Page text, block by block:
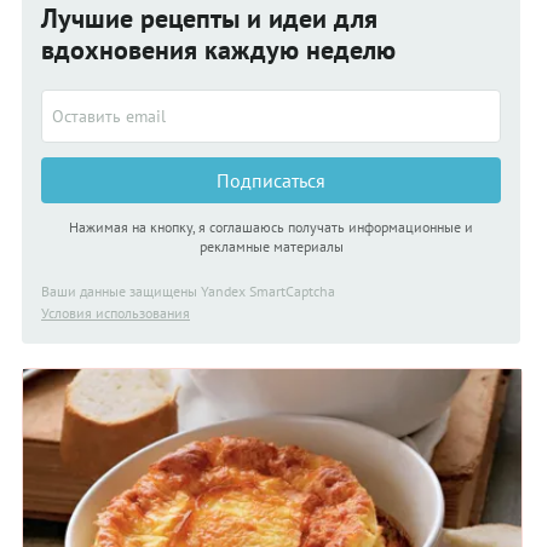
Лучшие рецепты и идеи для
вдохновения каждую неделю
Подписаться
Нажимая на кнопку, я соглашаюсь получать информационные и
рекламные материалы
Ваши данные защищены Yandex SmartCaptcha
Условия использования